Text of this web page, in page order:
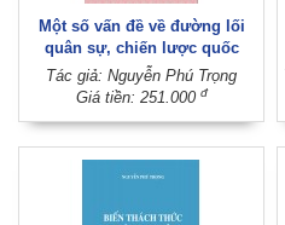
Một số vấn đề về đường lối
quân sự, chiến lược quốc
phòng trong sự nghiệp xây
dựng và bảo vệ Tổ quốc Việt
Tác giả: Nguyễn Phú Trọng
Giá tiền: 251.000 đ